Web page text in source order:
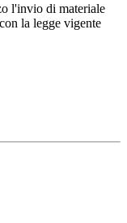
l'invio di materiale
la legge vigente